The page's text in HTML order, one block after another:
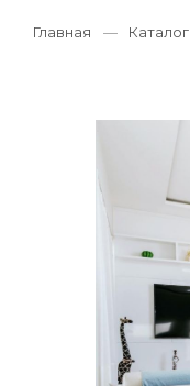
Главная — Каталог